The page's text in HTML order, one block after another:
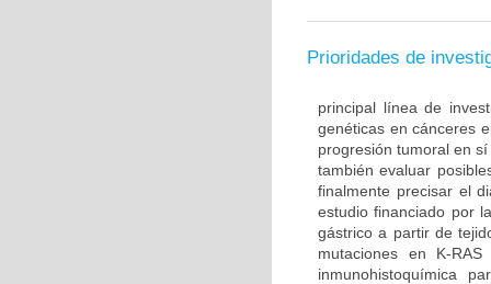
Prioridades de
principal línea de
genéticas en cánceres
progresión tumoral en
también evaluar
finalmente precisar el
estudio financiado por
gástrico a partir de
mutaciones en K-
inmunohistoquímica